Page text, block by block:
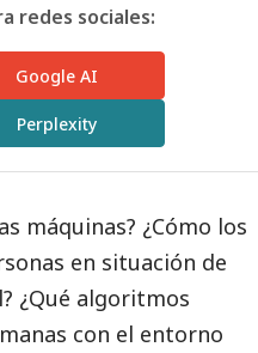
redes sociales:
Google AI
Perplexity
máquinas? ¿Cómo los
en situación de
? ¿Qué algoritmos
con el entorno